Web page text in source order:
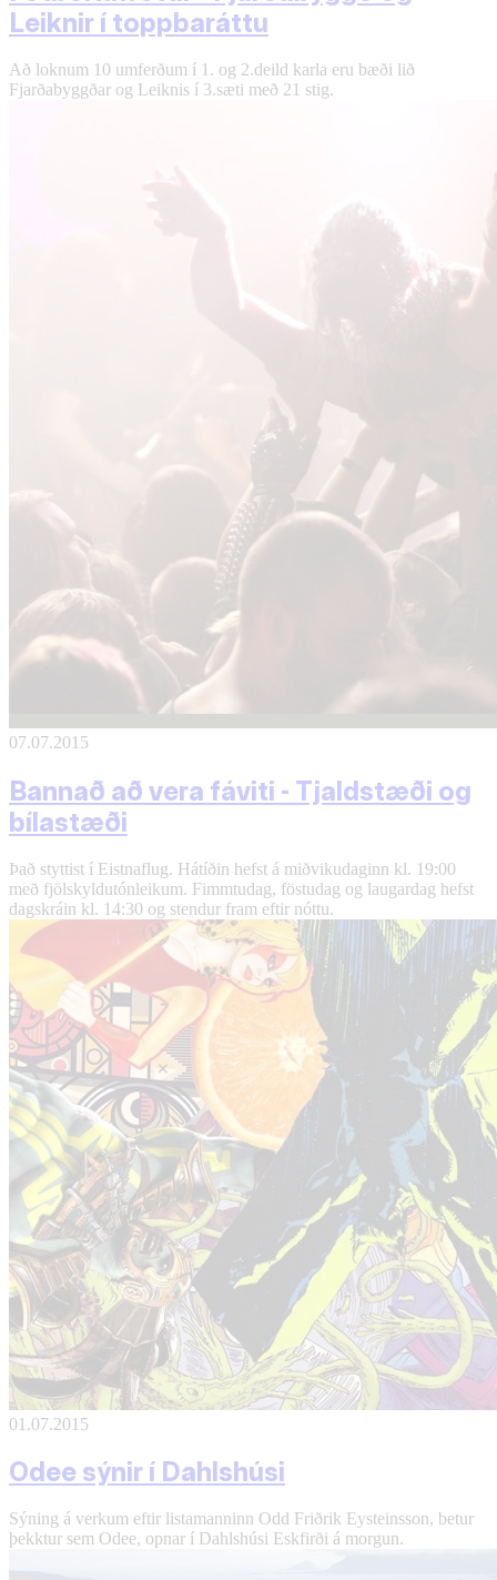
Leiknir í toppbaráttu
Að loknum 10 umferðum í 1. og 2.deild karla eru bæði lið
Fjarðabyggðar og Leiknis í 3.sæti með 21 stig.
07.07.2015
Bannað að vera fáviti - Tjaldstæði og
bílastæði
Það styttist í Eistnaflug. Hátíðin hefst á miðvikudaginn kl. 19:00
með fjölskyldutónleikum. Fimmtudag, föstudag og laugardag hefst
dagskráin kl. 14:30 og stendur fram eftir nóttu.
01.07.2015
Odee sýnir í Dahlshúsi
Sýning á verkum eftir listamanninn Odd Friðrik Eysteinsson, betur
þekktur sem Odee, opnar í Dahlshúsi Eskfirði á morgun.